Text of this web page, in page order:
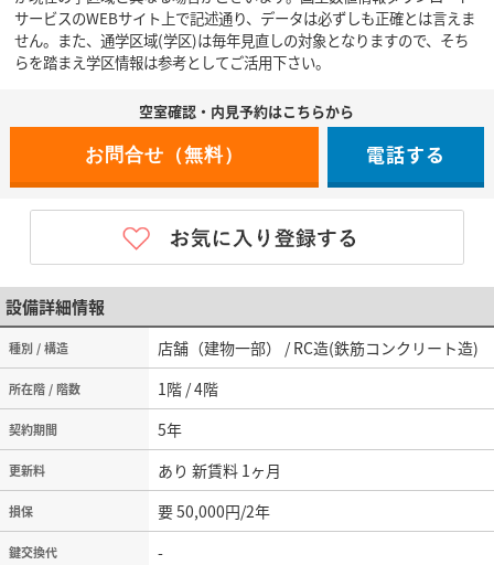
サービスのWEBサイト上で記述通り、データは必ずしも正確とは言えま
せん。また、通学区域(学区)は毎年見直しの対象となりますので、そち
らを踏まえ学区情報は参考としてご活用下さい。
空室確認・内見予約はこちらから
電話する
設備詳細情報
種別 / 構造 店舗（建物一部） / RC造(鉄筋コンクリート造)
所在階 / 階数 1階 / 4階
契約期間 5年
更新料 あり 新賃料 1ヶ月
損保 要 50,000円/2年
鍵交換代 -